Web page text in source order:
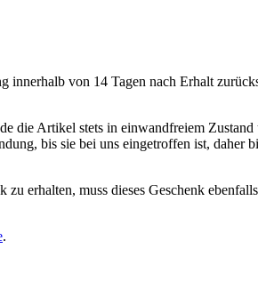
innerhalb von 14 Tagen nach Erhalt
die Artikel stets in einwandfreiem Zustand
bis sie bei uns eingetroffen ist, daher
erhalten, muss dieses Geschenk
.